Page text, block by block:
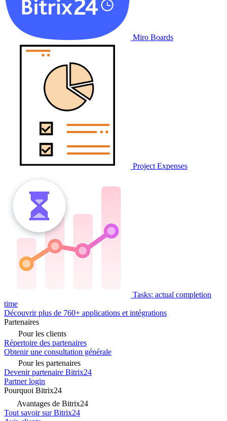
Miro Boards
Project Expenses
Tasks: actual completion
time
Découvrir plus de 760+ applications et intégrations
Partenaires
Pour les clients
Répertoire des partenaires
Obtenir une consultation générale
Pour les partenaires
Devenir partenaire Bitrix24
Partner login
Pourquoi Bitrix24
Avantages de Bitrix24
Tout savoir sur Bitrix24